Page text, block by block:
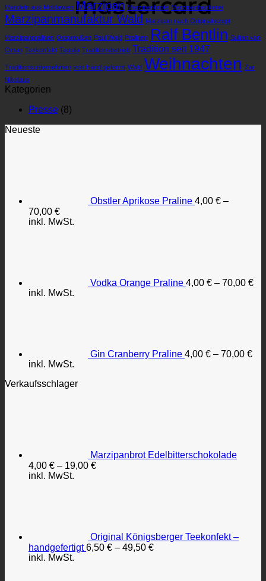
Mandeln aus Moldawien Marzipan Marzipanbrote Marzipanbäckerei
Marzipanmanufaktur Wald Marzipan nach Originalrezept
Marzipanpralinen Ostpreußen Paul Wald Pralinen Ralf Bentlin Sul­tan von
Oman Teekonfekt Tequila Traditionsbetrieb Tradition seit 1947
Traditionsunternehmen von Hand ge­formt Wald Weihnachten Zar
Nikolaus
Kategorien
Presse (8)
Neueste
Obstler Aprikose Praline 4,00 € –
70,00 €
inkl. MwSt.
Vodka Orange Praline 4,00 € – 70,00 €
inkl. MwSt.
Gin Cranberry Praline 4,00 € – 70,00 €
inkl. MwSt.
Verkaufsschlager
Marzipanbrot Edelbitterschokolade
4,00 € – 19,00 €
inkl. MwSt.
Original Königsberger Teekonfekt –
handgefertigt 6,50 € – 49,50 €
inkl. MwSt.